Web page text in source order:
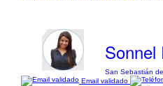
Sonnel
San Sebastián
Email validado